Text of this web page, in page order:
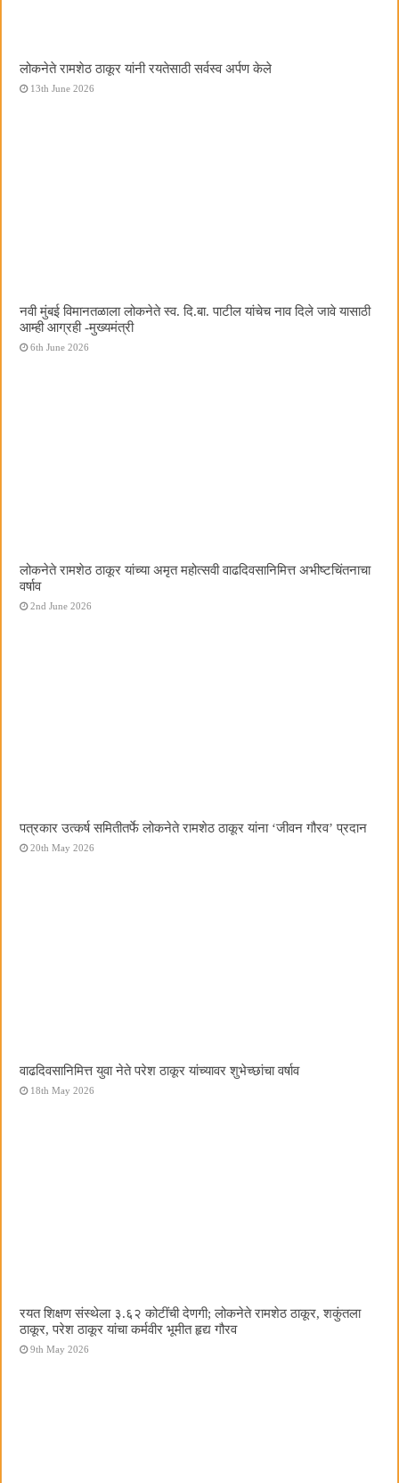
लोकनेते रामशेठ ठाकूर यांनी रयतेसाठी सर्वस्व अर्पण केले
13th June 2026
नवी मुंबई विमानतळाला लोकनेते स्व. दि.बा. पाटील यांचेच नाव दिले जावे यासाठी
आम्ही आग्रही -मुख्यमंत्री
6th June 2026
लोकनेते रामशेठ ठाकूर यांच्या अमृत महोत्सवी वाढदिवसानिमित्त अभीष्टचिंतनाचा
वर्षाव
2nd June 2026
पत्रकार उत्कर्ष समितीतर्फे लोकनेते रामशेठ ठाकूर यांना ‌‘जीवन गौरव‌’ प्रदान
20th May 2026
वाढदिवसानिमित्त युवा नेते परेश ठाकूर यांच्यावर शुभेच्छांचा वर्षाव
18th May 2026
रयत शिक्षण संस्थेला ३.६२ कोटींची देणगी; लोकनेते रामशेठ ठाकूर, शकुंतला
ठाकूर, परेश ठाकूर यांचा कर्मवीर भूमीत हृद्य गौरव
9th May 2026